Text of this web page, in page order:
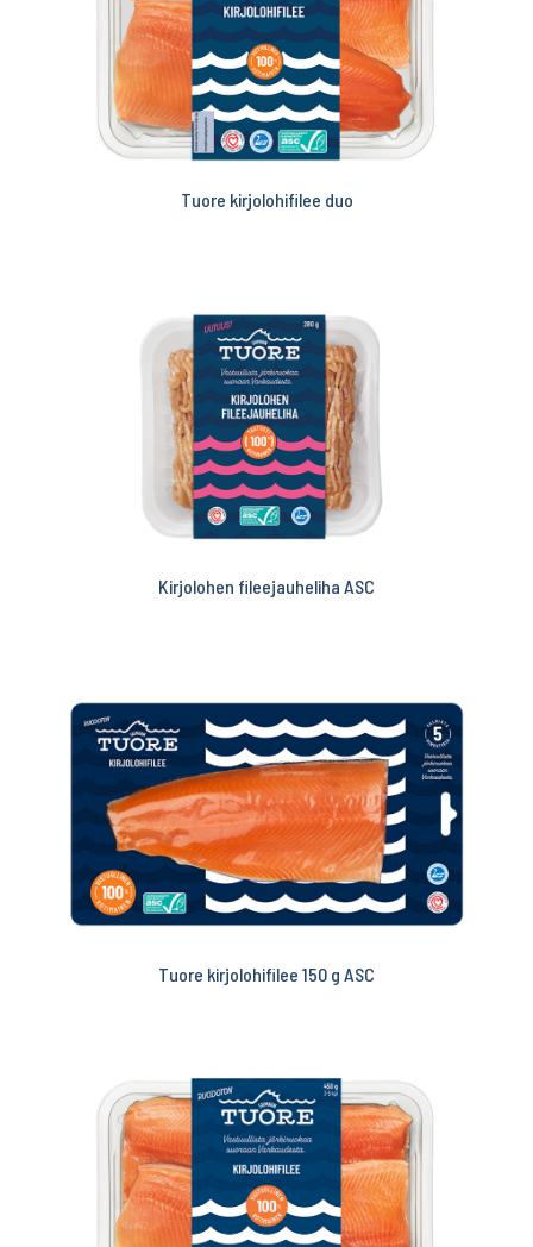
Tuore kirjolohifilee duo
Kirjolohen fileejauheliha ASC
Tuore kirjolohifilee 150 g ASC